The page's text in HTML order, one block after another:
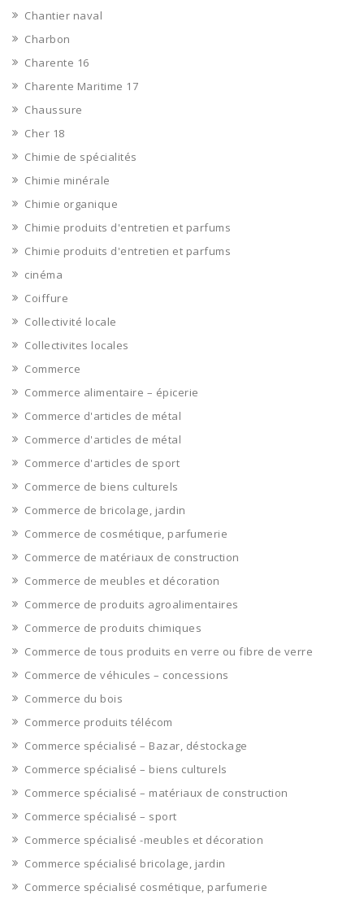
Chantier naval
Charbon
Charente 16
Charente Maritime 17
Chaussure
Cher 18
Chimie de spécialités
Chimie minérale
Chimie organique
Chimie produits d'entretien et parfums
Chimie produits d'entretien et parfums
cinéma
Coiffure
Collectivité locale
Collectivites locales
Commerce
Commerce alimentaire – épicerie
Commerce d'articles de métal
Commerce d'articles de métal
Commerce d'articles de sport
Commerce de biens culturels
Commerce de bricolage, jardin
Commerce de cosmétique, parfumerie
Commerce de matériaux de construction
Commerce de meubles et décoration
Commerce de produits agroalimentaires
Commerce de produits chimiques
Commerce de tous produits en verre ou fibre de verre
Commerce de véhicules – concessions
Commerce du bois
Commerce produits télécom
Commerce spécialisé – Bazar, déstockage
Commerce spécialisé – biens culturels
Commerce spécialisé – matériaux de construction
Commerce spécialisé – sport
Commerce spécialisé -meubles et décoration
Commerce spécialisé bricolage, jardin
Commerce spécialisé cosmétique, parfumerie